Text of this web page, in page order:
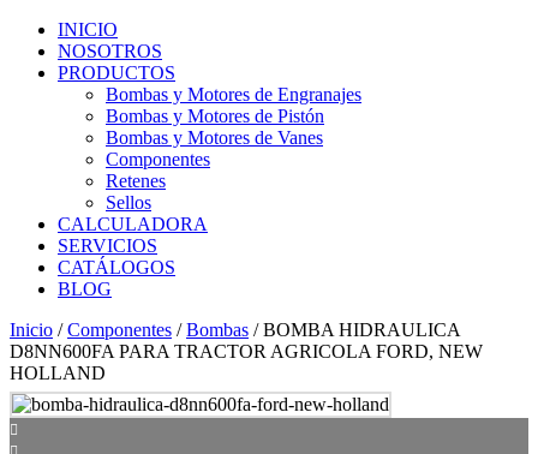
INICIO
NOSOTROS
PRODUCTOS
Bombas y Motores de Engranajes
Bombas y Motores de Pistón
Bombas y Motores de Vanes
Componentes
Retenes
Sellos
CALCULADORA
SERVICIOS
CATÁLOGOS
BLOG
Inicio /Componentes /Bombas / BOMBA HIDRAULICA
D8NN600FA PARA TRACTOR AGRICOLA FORD, NEW
HOLLAND